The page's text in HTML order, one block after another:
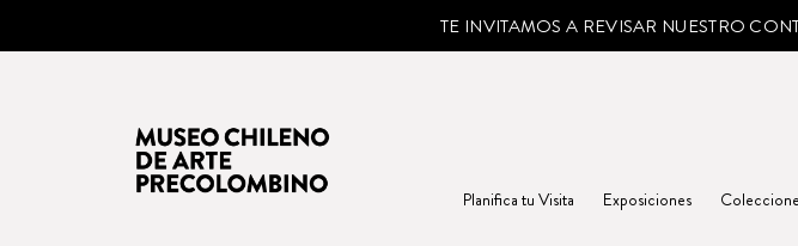
TE INVITAMOS A REVISAR NUESTRO
Planifica tu Visita Exposiciones